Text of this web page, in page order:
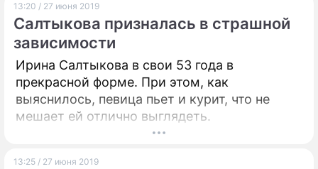
бизнеса на сегодня, 27 июня 2019 года.
13:20 / 27 июня 2019
Салтыкова призналась в страшной
зависимости
Ирина Салтыкова в свои 53 года в
прекрасной форме. При этом, как
выяснилось, певица пьет и курит, что не
мешает ей отлично выглядеть.
13:25 / 27 июня 2019